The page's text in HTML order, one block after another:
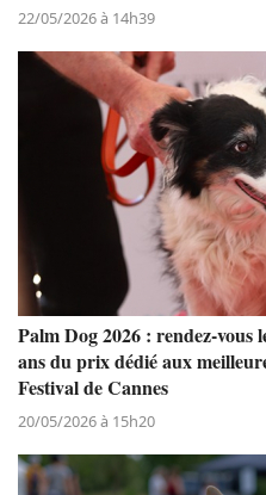
22/05/2026 à 14h39
Palm Dog 2026 : rendez-vous
ans du prix dédié aux
Festival de Cannes
20/05/2026 à 15h20